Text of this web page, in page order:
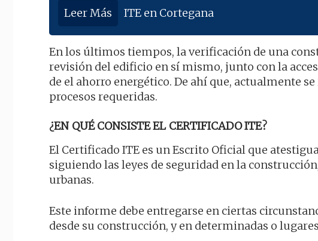
Leer Más ITE en Cortegana
En los últimos tiempos, la verificación de una
revisión del edificio en sí mismo, junto con la
de el ahorro energético. De ahí que, actualmente
procesos requeridas.
¿EN QUÉ CONSISTE EL CERTIFICADO ITE?
El Certificado ITE es un Escrito Oficial que
siguiendo las leyes de seguridad en la
urbanas.
Este informe debe entregarse en ciertas
desde su construcción, y en determinadas o